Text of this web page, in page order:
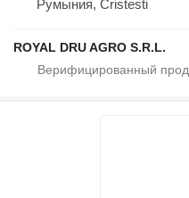
Румыния, Cristesti
ROYAL DRU AGRO S.R.L.